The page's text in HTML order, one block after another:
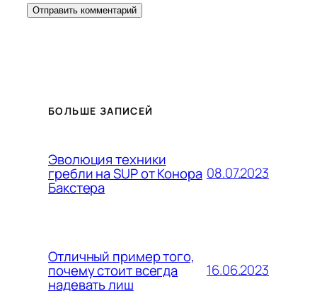
БОЛЬШЕ ЗАПИСЕЙ
Эволюция техники
гребли на SUP от Конора
Бакстера
08.07.2023
Отличный пример того,
почему стоит всегда
надевать лиш
16.06.2023